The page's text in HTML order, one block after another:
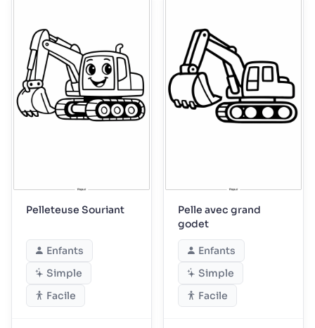
Pelleteuse Souriant
Enfants
Simple
Facile
Pelle avec grand
godet
Enfants
Simple
Facile